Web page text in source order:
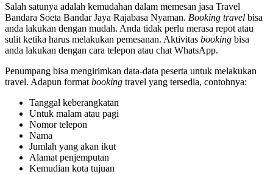
Salah satunya adalah kemudahan dalam memesan jasa Travel
Bandara Soeta Bandar Jaya Rajabasa Nyaman. Booking travel bisa
anda lakukan dengan mudah. Anda tidak perlu merasa repot atau
sulit ketika harus melakukan pemesanan. Aktivitas booking bisa
anda lakukan dengan cara telepon atau chat WhatsApp.
Penumpang bisa mengirimkan data-data peserta untuk melakukan
travel. Adapun format booking travel yang tersedia, contohnya:
Tanggal keberangkatan
Untuk malam atau pagi
Nomor telepon
Nama
Jumlah yang akan ikut
Alamat penjemputan
Kemudian kota tujuan